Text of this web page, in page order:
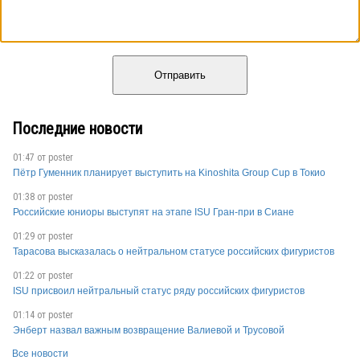
Отправить
Последние новости
01:47 от poster
Пётр Гуменник планирует выступить на Kinoshita Group Cup в Токио
01:38 от poster
Российские юниоры выступят на этапе ISU Гран-при в Сиане
01:29 от poster
Тарасова высказалась о нейтральном статусе российских фигуристов
01:22 от poster
ISU присвоил нейтральный статус ряду российских фигуристов
01:14 от poster
Энберт назвал важным возвращение Валиевой и Трусовой
Все новости